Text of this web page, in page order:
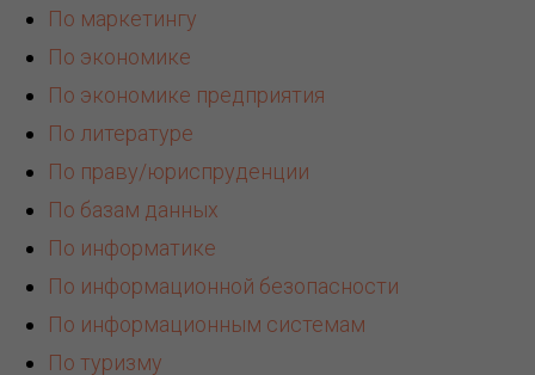
По маркетингу
По экономике
По экономике предприятия
По литературе
По праву/юриспруденции
По базам данных
По информатике
По информационной безопасности
По информационным системам
По туризму